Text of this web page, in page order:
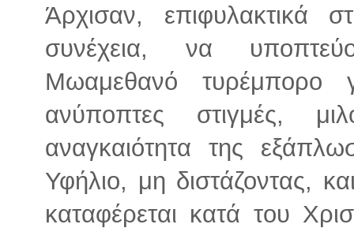
Άρχισαν, επιφυλακτικά
συνέχεια, να
Μωαμεθανό τυρέμπορο
ανύποπτες στιγμές,
αναγκαιότητα της
Υφήλιο, μη διστάζοντας,
καταφέρεται κατά του